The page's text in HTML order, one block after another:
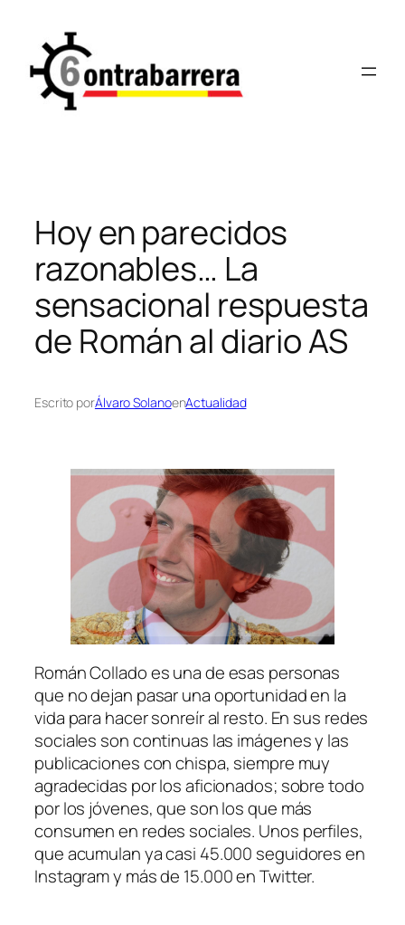
contenido
Hoy en parecidos
razonables… La
sensacional respuesta
de Román al diario AS
Escrito porÁlvaro SolanoenActualidad
Román Collado es una de esas personas
que no dejan pasar una oportunidad en la
vida para hacer sonreír al resto. En sus redes
sociales son continuas las imágenes y las
publicaciones con chispa, siempre muy
agradecidas por los aficionados; sobre todo
por los jóvenes, que son los que más
consumen en redes sociales. Unos perfiles,
que acumulan ya casi 45.000 seguidores en
Instagram y más de 15.000 en Twitter.